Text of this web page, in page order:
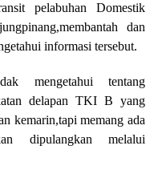
pelabuhan Domestik
dan
informasi tersebut.
mengetahui tentang
delapan TKI B yang
kemarin,tapi memang ada
dipulangkan melalui